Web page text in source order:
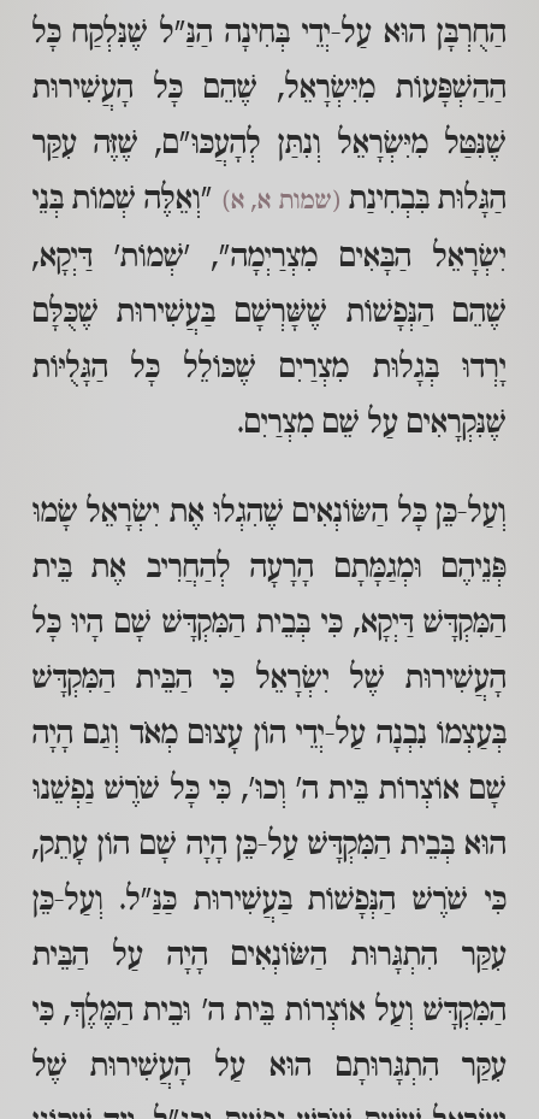
הַחֻרְבָּן הוּא עַל-יְדֵי בְּחִינָה הַנַּ"ל שֶׁנִּלְקַח כָּל
הַהַשְׁפָּעוֹת מִיִּשְׂרָאֵל, שֶׁהֵם כָּל הָעֲשִׁירוּת
שֶׁנִּטַּל מִיִּשְׂרָאֵל וְנִתַּן לְהָעֲכּוּ"ם, שֶׁזֶּה עִקַּר
הַגָּלוּת בִּבְחִינַת (שמות א, א) "וְאֵלֶּה שְׁמוֹת בְּנֵי
יִשְׂרָאֵל הַבָּאִים מִצְרַיְמָה", 'שְׁמוֹת' דַּיְקָא,
שֶׁהֵם הַנְּפָשׁוֹת שֶׁשָּׁרְשָׁם בַּעֲשִׁירוּת שֶׁכֻּלָּם
יָרְדוּ בְּגָלוּת מִצְרַיִם שֶׁכּוֹלֵל כָּל הַגָּלֻיּוֹת
שֶׁנִּקְרָאִים עַל שֵׁם מִצְרַיִם.
וְעַל-כֵּן כָּל הַשּׂוֹנְאִים שֶׁהִגְלוּ אֶת יִשְׂרָאֵל שָׂמוּ
פְּנֵיהֶם וּמְגַמָּתָם הָרָעָה לְהַחֲרִיב אֶת בֵּית
הַמִּקְדָּשׁ דַּיְקָא, כִּי בְּבֵית הַמִּקְדָּשׁ שָׁם הָיוּ כָּל
הָעֲשִׁירוּת שֶׁל יִשְׂרָאֵל כִּי הַבֵּית הַמִּקְדָּשׁ
בְּעַצְמוֹ נִבְנָה עַל-יְדֵי הוֹן עָצוּם מְאֹד וְגַם הָיָה
שָׁם אוֹצְרוֹת בֵּית ה' וְכוּ', כִּי כָּל שֹׁרֶשׁ נַפְשֵׁנוּ
הוּא בְּבֵית הַמִּקְדָּשׁ עַל-כֵּן הָיָה שָׁם הוֹן עָתֵק,
כִּי שֹׁרֶשׁ הַנְּפָשׁוֹת בַּעֲשִׁירוּת כַּנַּ"ל. וְעַל-כֵּן
עִקַּר הִתְגָּרוּת הַשּׂוֹנְאִים הָיָה עַל הַבֵּית
הַמִּקְדָּשׁ וְעַל אוֹצְרוֹת בֵּית ה' וּבֵית הַמֶּלֶךְ, כִּי
עִקַּר הִתְגָּרוּתָם הוּא עַל הָעֲשִׁירוּת שֶׁל